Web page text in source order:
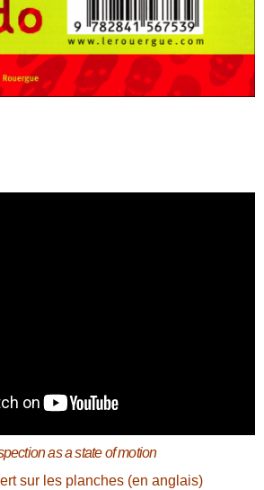
as a state of motion
sur les planches (en anglais)